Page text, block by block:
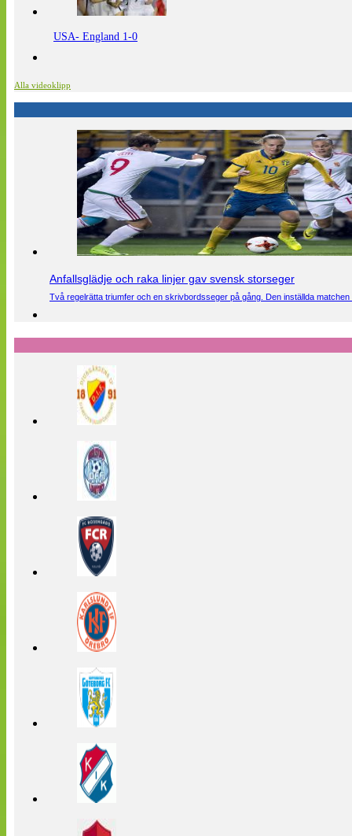
USA- England 1-0
Alla videoklipp
Anfallsglädje och raka linjer gav svensk storseger
Två regelrätta triumfer och en skrivbordsseger på gång. Den inställda